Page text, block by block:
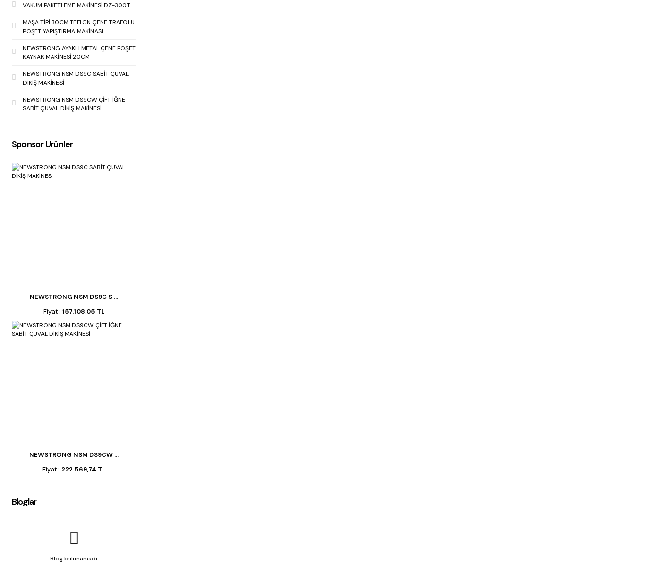
VAKUM PAKETLEME MAKİNESİ DZ-300T
MAŞA TİPİ 30CM TEFLON ÇENE TRAFOLU
POŞET YAPIŞTIRMA MAKİNASI
NEWSTRONG AYAKLI METAL ÇENE POŞET
KAYNAK MAKİNESİ 20CM
NEWSTRONG NSM DS9C SABİT ÇUVAL
DİKİŞ MAKİNESİ
NEWSTRONG NSM DS9CW ÇİFT İĞNE
SABİT ÇUVAL DİKİŞ MAKİNESİ
Sponsor Ürünler
NEWSTRONG NSM DS9C S ...
Fiyat : 157.108,05 TL
NEWSTRONG NSM DS9CW ...
Fiyat : 222.569,74 TL
Bloglar
Blog bulunamadı.